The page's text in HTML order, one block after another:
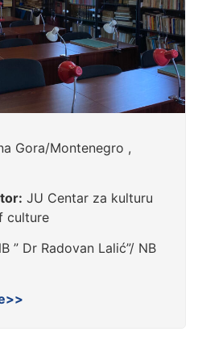
Gora/Montenegro ,
JU Centar za kulturu
culture
” Dr Radovan Lalić”/ NB